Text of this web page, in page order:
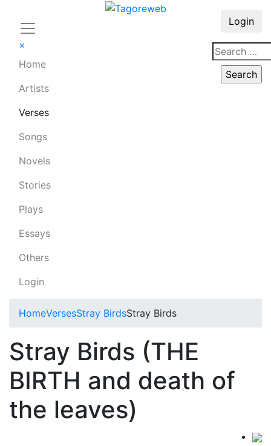
×
Home
Artists
Verses
Songs
Novels
Stories
Plays
Essays
Others
Login
Login
HomeVersesStray BirdsStray Birds
Stray Birds (THE
BIRTH and death of
the leaves)